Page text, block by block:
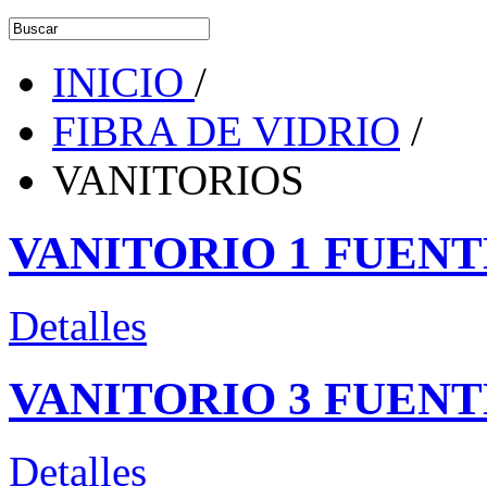
INICIO /
FIBRA DE VIDRIO /
VANITORIOS
VANITORIO 1
Detalles
VANITORIO 3
Detalles